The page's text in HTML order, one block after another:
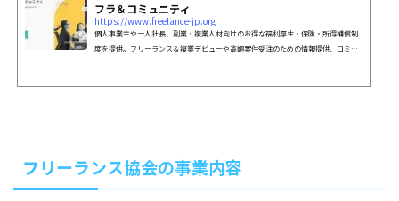
フラ＆コミュニティ
https://www.freelance-jp.org
個人事業主や一人社長、副業・複業人材向けのお得な福利厚生・保険・所得補償制
度を提供。フリーランス＆複業デビューや高額案件受注のための情報提供、コミュ
フリーランス協会の事業内容